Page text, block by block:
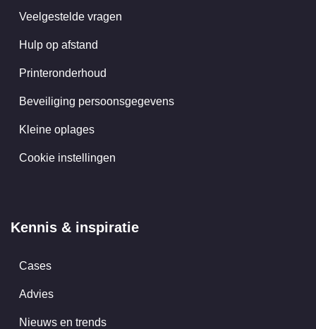
Veelgestelde vragen
Hulp op afstand
Printeronderhoud
Beveiliging persoonsgegevens
Kleine oplages
Cookie instellingen
Kennis & inspiratie
Cases
Advies
Nieuws en trends